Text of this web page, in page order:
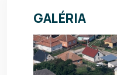
GALÉRIA